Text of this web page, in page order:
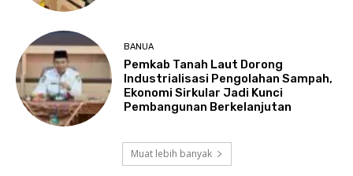
BANUA
Pemkab Tanah Laut Dorong
Industrialisasi Pengolahan Sampah,
Ekonomi Sirkular Jadi Kunci
Pembangunan Berkelanjutan
Muat lebih banyak